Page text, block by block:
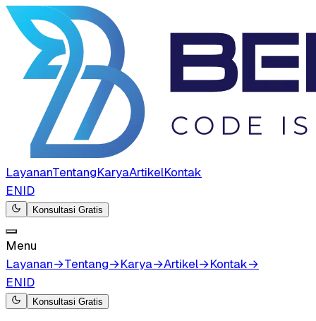
LayananTentangKaryaArtikelKontak
ENID
Konsultasi Gratis
Menu
Layanan→Tentang→Karya→Artikel→Kontak→
ENID
Konsultasi Gratis